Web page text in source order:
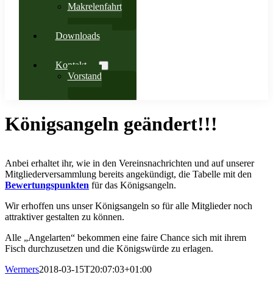
Makrelenfahrt
Downloads
Kontakt
Vorstand
Königsangeln geändert!!!
Anbei erhaltet ihr, wie in den Vereinsnachrichten und auf unserer
Mitgliederversammlung bereits angekündigt, die Tabelle mit den
Bewertungspunkten für das Königsangeln.
Wir erhoffen uns unser Königsangeln so für alle Mitglieder noch
attraktiver gestalten zu können.
Alle „Angelarten“ bekommen eine faire Chance sich mit ihrem
Fisch durchzusetzen und die Königswürde zu erlagen.
Wermers2018-03-15T20:07:03+01:00